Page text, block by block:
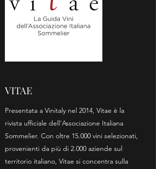
VITAE
Presentata a Vinitaly nel 2014, Vitae è la
rivista ufficiale dell'Associazione Italiana
Sommelier. Con oltre 15.000 vini selezionati,
provenienti da più di 2.000 aziende sul
territorio italiano, Vitae si concentra sulla